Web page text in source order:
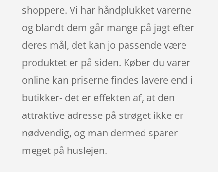
shoppere. Vi har håndplukket varerne
og blandt dem går mange på jagt efter
deres mål, det kan jo passende være
produktet er på siden. Køber du varer
online kan priserne findes lavere end i
butikker- det er effekten af, at den
attraktive adresse på strøget ikke er
nødvendig, og man dermed sparer
meget på huslejen.